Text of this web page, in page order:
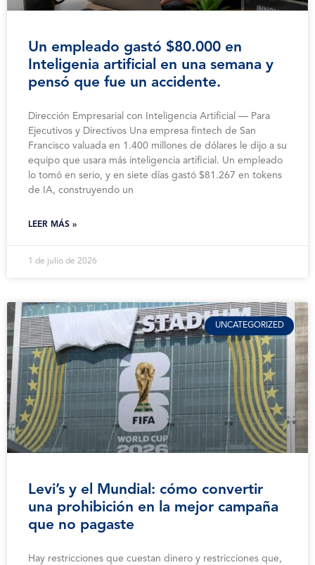
Un empleado gastó $80.000 en
Inteligenia artificial en una semana y
pensó que fue un accidente.
Dirección Empresarial con Inteligencia Artificial — Para
Ejecutivos y Directivos Una empresa fintech de San
Francisco valuada en 1.400 millones de dólares le dijo a su
equipo que usara más inteligencia artificial. Un empleado
lo tomó en serio, y en siete días gastó $81.267 en tokens
de IA, construyendo un
LEER MÁS »
1 de julio de 2026
UNCATEGORIZED
Levi’s y el Mundial: cómo convertir
una prohibición en la mejor campaña
que no pagaste
Hay restricciones que cuestan dinero y restricciones que,